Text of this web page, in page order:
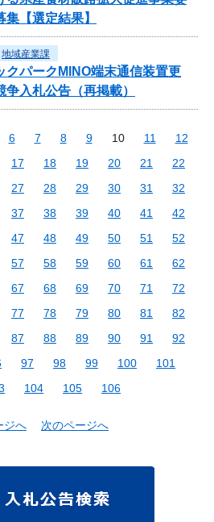
【選定結果】
地域産業課
クパークMINO端末通信装置更
入札公告（再掲載）
6 7 8 9 10 11
12
17 18 19 20 21
22
27 28 29 30 31
32
37 38 39 40 41
42
47 48 49 50 51
52
57 58 59 60 61
62
67 68 69 70 71
72
77 78 79 80 81
82
87 88 89 90 91
92
97 98 99 100
101
104 105 106
ジへ 次のページへ